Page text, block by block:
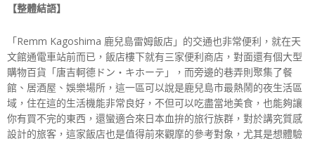
【整體結語】
「Remm Kagoshima 鹿兒島雷姆飯店」的交通也非常便利，就在天
文館通電車站前而已，飯店樓下就有三家便利商店，對面還有個大型
購物百貨「唐吉軻德ドン・キホーテ」，而旁邊的巷弄則聚集了餐
館、居酒屋、娛樂場所，這一區可以說是鹿兒島市最熱鬧的夜生活區
域，住在這的生活機能非常良好，不但可以吃盡當地美食，也能夠讓
你有買不完的東西，還蠻適合來日本血拚的旅行族群，對於講究質感
設計的旅客，這家飯店也是值得前來觀摩的參考對象，尤其是想體驗